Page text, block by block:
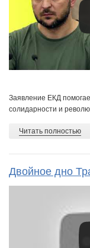
Заявление ЕКД
солидарности и
Читать полностью
Двойное дно